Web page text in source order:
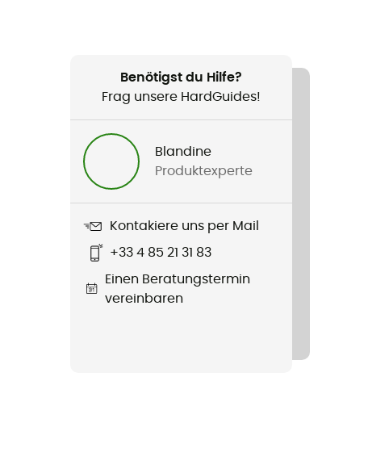
Benötigst du Hilfe?
Frag unsere HardGuides!
Blandine
Produktexperte
Kontakiere uns per Mail
+33 4 85 21 31 83
Einen Beratungstermin
vereinbaren